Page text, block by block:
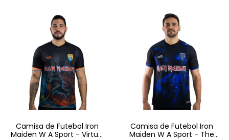
Camisa de Futebol Iron
Maiden W A Sport - Virtual
Camisa de Futebol Iron
Maiden W A Sport - The